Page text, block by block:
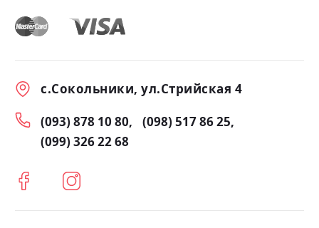
с.Сокольники, ул.Стрийская 4
(093) 878 10 80
(098) 517 86 25
(099) 326 22 68